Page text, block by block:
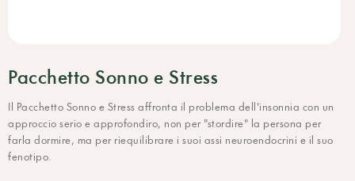
Pacchetto Sonno e Stress
Il Pacchetto Sonno e Stress affronta il problema dell'insonnia con un
approccio serio e approfondiro, non per "stordire" la persona per
farla dormire, ma per riequilibrare i suoi assi neuroendocrini e il suo
fenotipo.